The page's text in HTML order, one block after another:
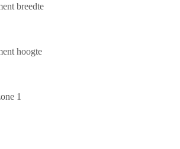
breedte
hoogte
1